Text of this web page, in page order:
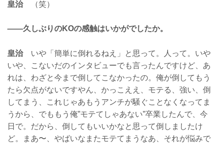
皇治（笑）
——久しぶりのKOの感触はいかがでしたか。
皇治いや「簡単に倒れるねえ」と思って。人って。いや
いや、こないだのインタビューでも言ったんですけど、あ
れは、わざと今まで倒してこなかったの。俺が倒してもう
たら欠点がないですやん、かっこええ、モテる、強い、倒
してまう、これじゃあもうアンチが騒ぐことなくなってま
うから、でももう俺”モテてしゃあない”卒業したんで、今
日で。だから、倒してもいいかなと思って倒しましたけ
ど。まあ〜、やばいなまたモテてまうなあ、それが悩みで